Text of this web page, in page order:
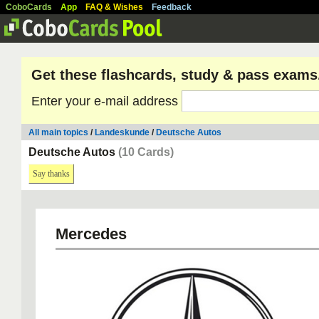
CoboCards App FAQ & Wishes Feedback
Get these flashcards, study & pass
Enter your e-mail address
All main topics / Landeskunde / Deutsche Autos
Deutsche Autos (10 Cards)
Say thanks
Mercedes